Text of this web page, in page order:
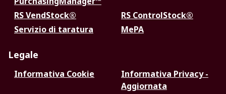
RS VendStock®
RS ControlStock®
Servizio di taratura
MePA
Legale
Informativa Cookie
Informativa Privacy -
Aggiornata